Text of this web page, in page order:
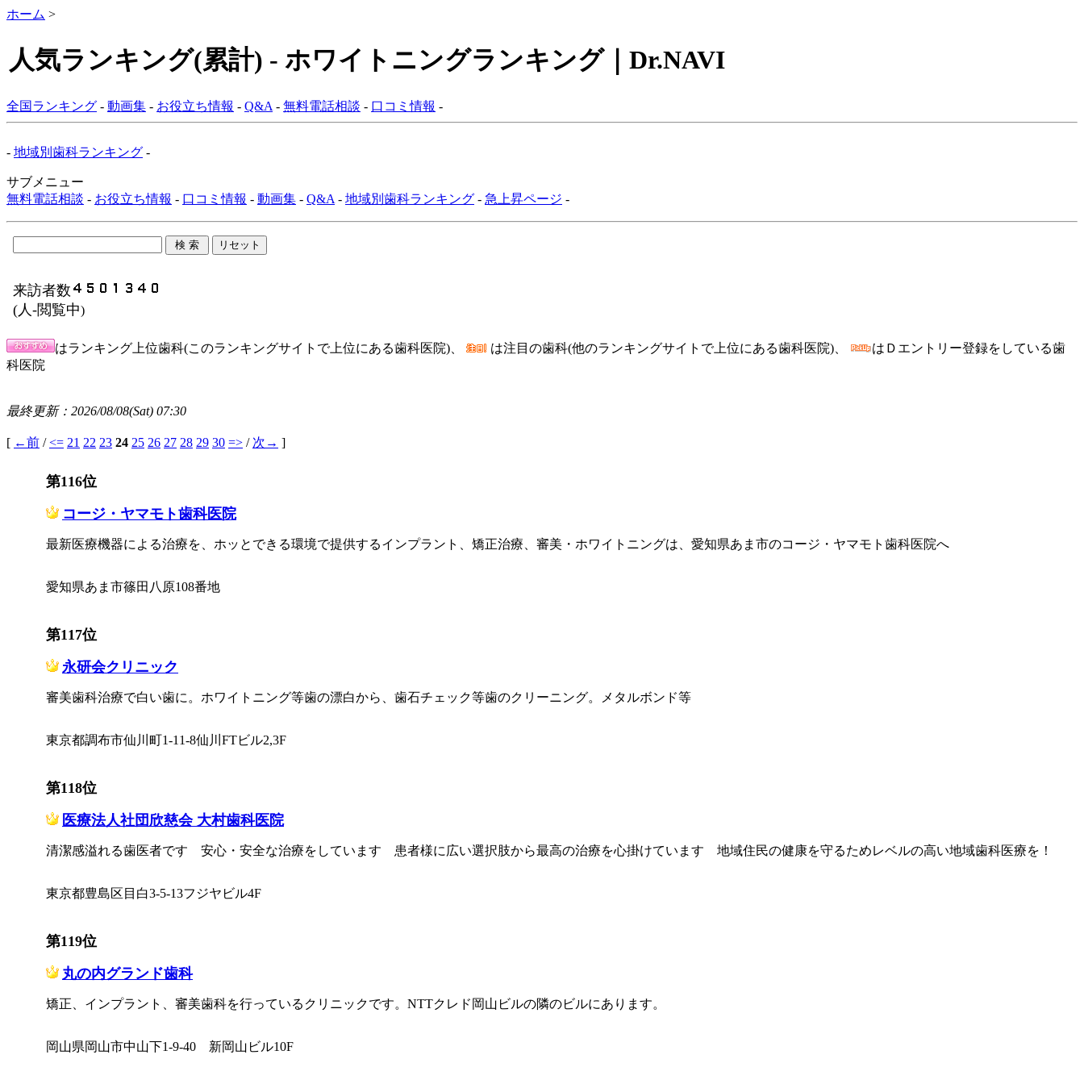
ホーム >
人気ランキング(累計) - ホワイトニングランキング｜Dr.NAVI
全国ランキング - 動画集 - お役立ち情報 - Q&A - 無料電話相談 - 口コミ情報 -
- 地域別歯科ランキング -
サブメニュー
無料電話相談 - お役立ち情報 - 口コミ情報 - 動画集 - Q&A - 地域別歯科ランキング - 急上昇ページ -
来訪者数
(人-閲覧中)
はランキング上位歯科(このランキングサイトで上位にある歯科医院)、 は注目の歯科(他のランキングサイトで上位にある歯科医院)、
はＤエントリー登録をしている歯
科医院
最終更新：2026/08/08(Sat) 07:30
[ ←前 /<= 21 22 23 24 25 26 27 28 29 30 => / 次→ ]
第116位
コージ・ヤマモト歯科医院
最新医療機器による治療を、ホッとできる環境で提供するインプラント、矯正治療、審美・ホワイトニングは、愛知県あま市のコージ・ヤマモト歯科医院へ
愛知県あま市篠田八原108番地
第117位
永研会クリニック
審美歯科治療で白い歯に。ホワイトニング等歯の漂白から、歯石チェック等歯のクリーニング。メタルボンド等
東京都調布市仙川町1-11-8仙川FTビル2,3F
第118位
医療法人社団欣慈会 大村歯科医院
清潔感溢れる歯医者です 安心・安全な治療をしています 患者様に広い選択肢から最高の治療を心掛けています 地域住民の健康を守るためレベルの高い地域歯科医療を！
東京都豊島区目白3-5-13フジヤビル4F
第119位
丸の内グランド歯科
矯正、インプラント、審美歯科を行っているクリニックです。NTTクレド岡山ビルの隣のビルにあります。
岡山県岡山市中山下1-9-40 新岡山ビル10F